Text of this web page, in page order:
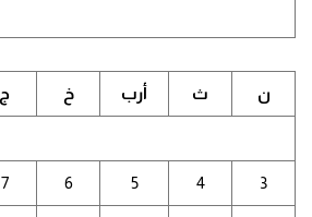
ن ث أرب خ ج
3
4
5
6
7